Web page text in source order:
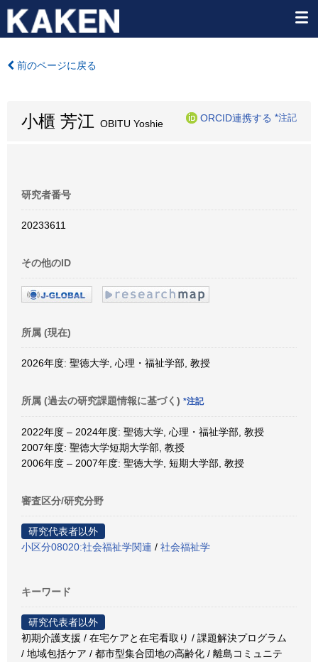
前のページに戻る
小櫃 芳江 OBITU Yoshie
ORCID連携する *注記
研究者番号
20233611
その他のID
所属 (現在)
2026年度: 聖徳大学, 心理・福祉学部, 教授
所属 (過去の研究課題情報に基づく) *注記
2022年度 – 2024年度: 聖徳大学, 心理・福祉学部, 教授
2007年度: 聖徳大学短期大学部, 教授
2006年度 – 2007年度: 聖徳大学, 短期大学部, 教授
審査区分/研究分野
研究代表者以外
小区分08020:社会福祉学関連 / 社会福祉学
キーワード
研究代表者以外
初期介護支援 / 在宅ケアと在宅看取り / 課題解決プログラム
/ 地域包括ケア / 都市型集合団地の高齢化 / 離島コミュニテ